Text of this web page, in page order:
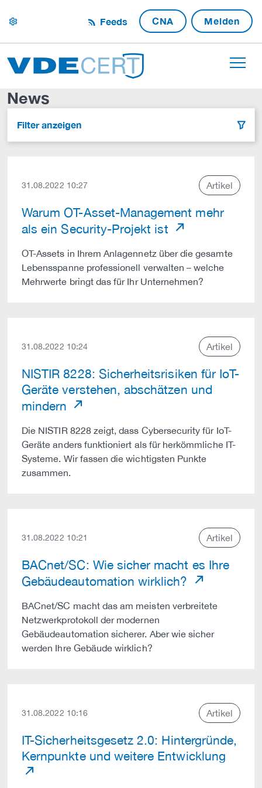
settings Feeds CNA Melden
News
Filter anzeigen filter
31.08.2022 10:27 Artikel
Warum OT-Asset-Management mehr
als ein Security-Projekt ist
OT-Assets in Ihrem Anlagennetz über die gesamte
Lebensspanne professionell verwalten – welche
Mehrwerte bringt das für Ihr Unternehmen?
31.08.2022 10:24 Artikel
NISTIR 8228: Sicherheitsrisiken für IoT-
Geräte verstehen, abschätzen und
mindern
Die NISTIR 8228 zeigt, dass Cybersecurity für IoT-
Geräte anders funktioniert als für herkömmliche IT-
Systeme. Wir fassen die wichtigsten Punkte
zusammen.
31.08.2022 10:21 Artikel
BACnet/SC: Wie sicher macht es Ihre
Gebäudeautomation wirklich?
BACnet/SC macht das am meisten verbreitete
Netzwerkprotokoll der modernen
Gebäudeautomation sicherer. Aber wie sicher
werden Ihre Gebäude wirklich?
31.08.2022 10:16 Artikel
IT-Sicherheitsgesetz 2.0: Hintergründe,
Kernpunkte und weitere Entwicklung